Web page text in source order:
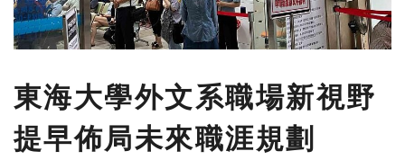
東海大學外文系職場新視野
提早佈局未來職涯規劃